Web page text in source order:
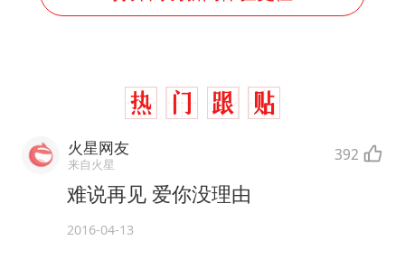
火星网友
来自火星 392
难说再见 爱你没理由
2016-04-13